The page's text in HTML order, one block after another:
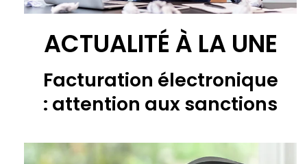
ACTUALITÉ À LA UNE
Facturation électronique
: attention aux sanctions